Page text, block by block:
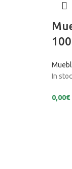
In
0,00€